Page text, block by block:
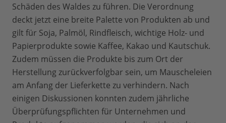
Schäden des Waldes zu führen. Die Verordnung
deckt jetzt eine breite Palette von Produkten ab und
gilt für Soja, Palmöl, Rindfleisch, wichtige Holz- und
Papierprodukte sowie Kaffee, Kakao und Kautschuk.
Zudem müssen die Produkte bis zum Ort der
Herstellung zurückverfolgbar sein, um Mauscheleien
am Anfang der Lieferkette zu verhindern. Nach
einigen Diskussionen konnten zudem jährliche
Überprüfungspflichten für Unternehmen und